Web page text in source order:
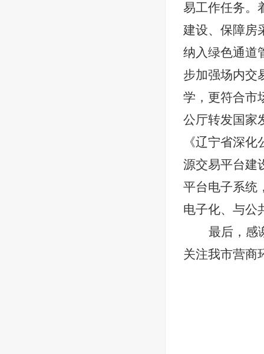
易工作任务。
建设、保障房
纳入绿色通道
步加强场内交
学，更符合市
公厅转发国家
《辽宁省深
源交易平台建
平台电子系统
电子化、与公
最后，感
关注我市营商